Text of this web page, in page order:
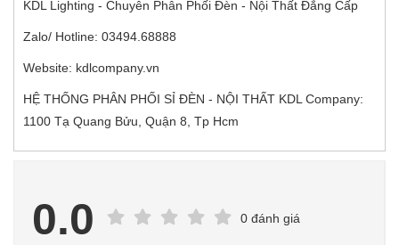
KDL Lighting - Chuyên Phân Phối Đèn - Nội Thất Đẳng Cấp
Zalo/ Hotline: 03494.68888
Website: kdlcompany.vn
HỆ THỐNG PHÂN PHỐI SỈ ĐÈN - NỘI THẤT KDL Company:
1100 Tạ Quang Bửu, Quận 8, Tp Hcm
0.0 0 đánh giá